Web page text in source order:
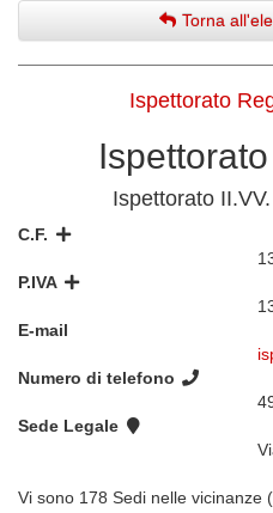
Torna
Ispettorato
Ispettorato
C.F.
P.IVA
E-mail
Numero di telefono
Sede Legale
Vi sono 178 Sedi nelle vicinanze